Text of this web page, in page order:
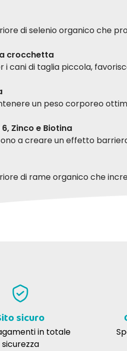
di selenio organico che
crocchetta
i cani di taglia piccola,
un peso corporeo
Zinco e Biotina
a creare un effetto
di rame organico che
sicuro
in totale
sicurezza